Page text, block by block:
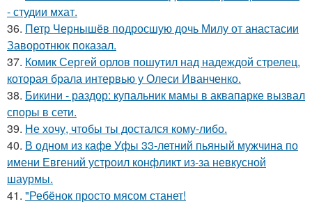
- студии мхат.
36. Петр Чернышёв подросшую дочь Милу от анастасии
Заворотнюк показал.
37. Комик Сергей орлов пошутил над надеждой стрелец,
которая брала интервью у Олеси Иванченко.
38. Бикини - раздор: купальник мамы в аквапарке вызвал
споры в сети.
39. Не хочу, чтобы ты достался кому-либо.
40. В одном из кафе Уфы 33-летний пьяный мужчина по
имени Евгений устроил конфликт из-за невкусной
шаурмы.
41. "Ребёнок просто мясом станет!